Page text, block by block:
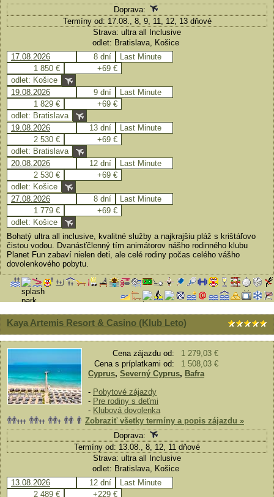
Doprava:
Termíny od: 17.08., 8, 9, 11, 12, 13 dňové
Strava: ultra all Inclusive
odlet: Bratislava, Košice
17.08.2026
8 dní
Last Minute
1 850 €
+69 €
odlet: Košice
19.08.2026
9 dní
Last Minute
1 829 €
+69 €
odlet: Bratislava
19.08.2026
13 dní
Last Minute
2 530 €
+69 €
odlet: Bratislava
20.08.2026
12 dní
Last Minute
2 530 €
+69 €
odlet: Košice
27.08.2026
8 dní
Last Minute
1 779 €
+69 €
odlet: Košice
Bohatý ultra all inclusive, kvalitné služby a najkrajšiu pláž s krištáľovo
čistou vodou. Dvanásťčlenný tím animátorov nášho rodinného klubu
Planet Fun zabaví nielen deti, ale celé rodiny počas celého vášho
dovolenkového pobytu.
Kaya Artemis Resort & Casino (Klub Leto)
Cena zájazdu od:
1 279,03 €
Cena s príplatkami od:
1 508,03 €
Cyprus, Severný Cyprus, Bafra
- Pobytové zájazdy
- Pre rodiny s deťmi
- Klubová dovolenka
Zobraziť všetky termíny a popis zájazdu »
Doprava:
Termíny od: 13.08., 8, 12, 11 dňové
Strava: ultra all Inclusive
odlet: Bratislava, Košice
13.08.2026
12 dní
Last Minute
2 489 €
+229 €